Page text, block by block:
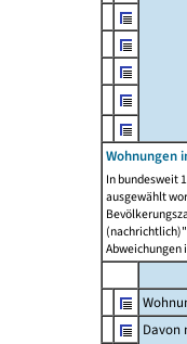
Wohnungen
In bundesweit
ausgewählt
Abweichungen
Davon